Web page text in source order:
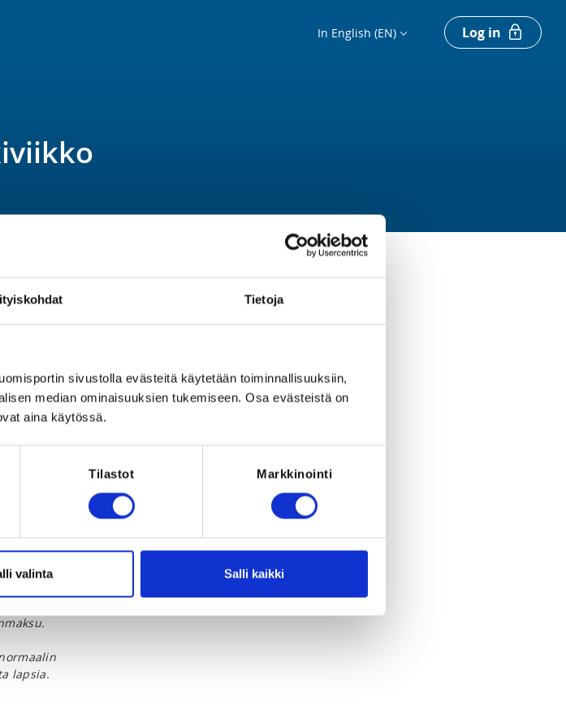
Tietoja
sivustolla evästeitä käytetään toiminnallisuuksiin,
median ominaisuuksien tukemiseen. Osa evästeistä on
aina käytössä.
Tilastot Markkinointi
valinta Salli kaikki
In English (EN) Log in
lapsia.
Register